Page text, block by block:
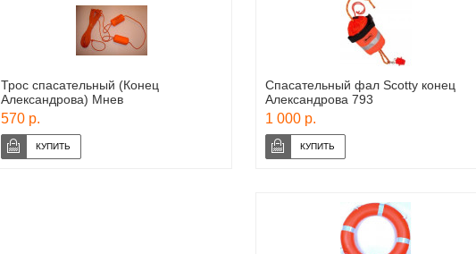
Трос спасательный (Конец
Александрова) Мнев
570 р.
Спасательный фал Scotty конец
Александрова 793
1 000 р.